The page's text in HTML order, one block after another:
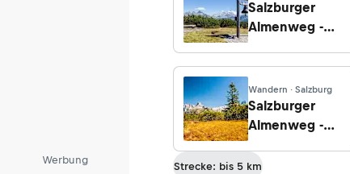
Werbung
Salzburger
Almenweg -
Neuberg nach
St. Martin
Wandern · Salzburg
Salzburger
Almenweg -
Von der
Strecke: bis 5 km